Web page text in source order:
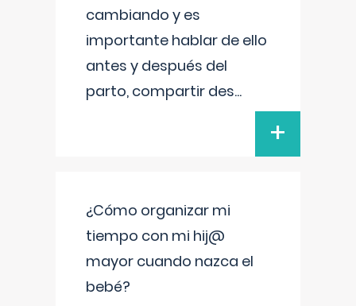
cambiando y es
importante hablar de ello
antes y después del
parto, compartir des...
+
¿Cómo organizar mi
tiempo con mi hij@
mayor cuando nazca el
bebé?